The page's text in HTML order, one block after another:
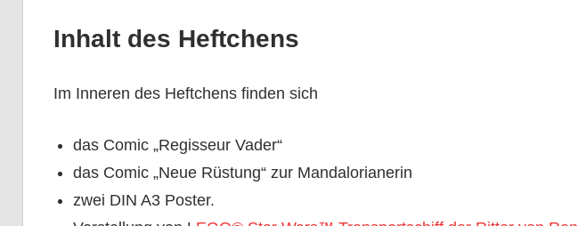
Inhalt des Heftchens
Im Inneren des Heftchens finden sich
das Comic „Regisseur Vader“
das Comic „Neue Rüstung“ zur Mandalorianerin
zwei DIN A3 Poster.